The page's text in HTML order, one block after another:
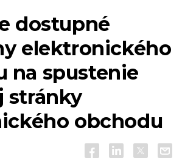
dostupné
elektronického
na spustenie
stránky
obchodu